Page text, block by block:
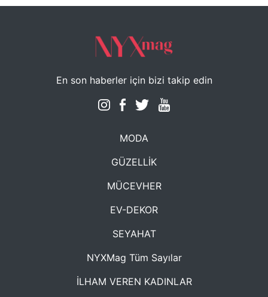
En son haberler için bizi takip edin
MODA
GÜZELLİK
MÜCEVHER
EV-DEKOR
SEYAHAT
NYXMag Tüm Sayılar
İLHAM VEREN KADINLAR